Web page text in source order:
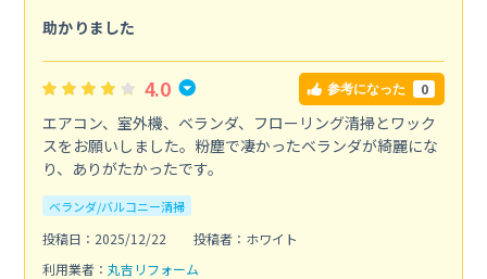
助かりました
4.0 参考になった 0
エアコン、室外機、ベランダ、フローリング清掃とワック
スをお願いしました。粉塵で凄かったベランダが綺麗にな
り、ありがたかったです。
ベランダ/バルコニー清掃
投稿日：2025/12/22
投稿者：ホワイト
利用業者： 丸吉リフォーム